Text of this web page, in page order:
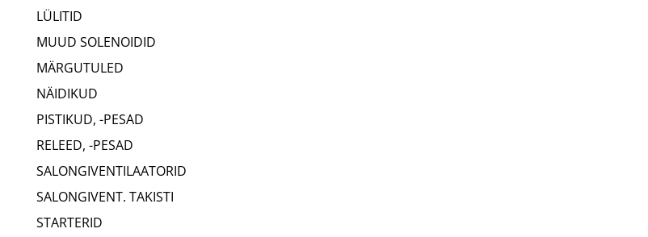
LÜLITID
MUUD SOLENOIDID
MÄRGUTULED
NÄIDIKUD
PISTIKUD, -PESAD
RELEED, -PESAD
SALONGIVENTILAATORID
SALONGIVENT. TAKISTI
STARTERID